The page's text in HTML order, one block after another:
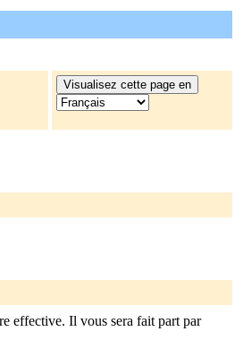
effective. Il vous sera fait part par